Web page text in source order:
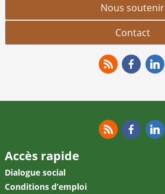
Nous soutenir
Contact
Accès rapide
Dialogue social
Conditions d’emploi